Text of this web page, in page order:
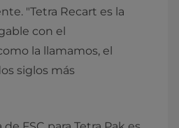
"Tetra Recart es la
con el
la llamamos, el
siglos más